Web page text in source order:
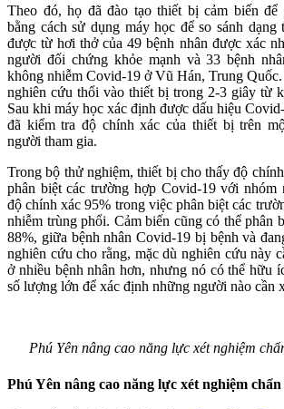
Theo đó, họ đã đào tạo thiết bị cảm biến để
bằng cách sử dụng máy học để so sánh
được từ hơi thở của 49 bệnh nhân được xác
người đối chứng khỏe mạnh và 33 bệnh
không nhiễm Covid-19 ở Vũ Hán, Trung
nghiên cứu thổi vào thiết bị trong 2-3 giây từ
Sau khi máy học xác định được dấu hiệu
đã kiểm tra độ chính xác của thiết bị trên
người tham gia.
Trong bộ thử nghiệm, thiết bị cho thấy độ
phân biệt các trường hợp Covid-19 với nhóm
độ chính xác 95% trong việc phân biệt các
nhiễm trùng phổi. Cảm biến cũng có thể phân
88%, giữa bệnh nhân Covid-19 bị bệnh và
nghiên cứu cho rằng, mặc dù nghiên cứu này
ở nhiều bệnh nhân hơn, nhưng nó có thể hữu
số lượng lớn để xác định những người nào cần
Phú Yên nâng cao năng lực xét nghiệm
Phú Yên nâng cao năng lực xét nghiệm